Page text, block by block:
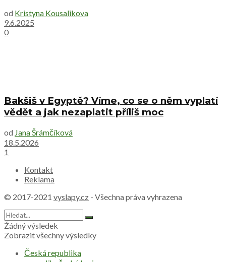
od Kristyna Kousalikova
9.6.2025
0
Bakšiš v Egyptě? Víme, co se o něm vyplatí
vědět a jak nezaplatit příliš moc
od Jana Šrámčíková
18.5.2026
1
Kontakt
Reklama
© 2017-2021 vyslapy.cz - Všechna práva vyhrazena
Žádný výsledek
Zobrazit všechny výsledky
Česká republika